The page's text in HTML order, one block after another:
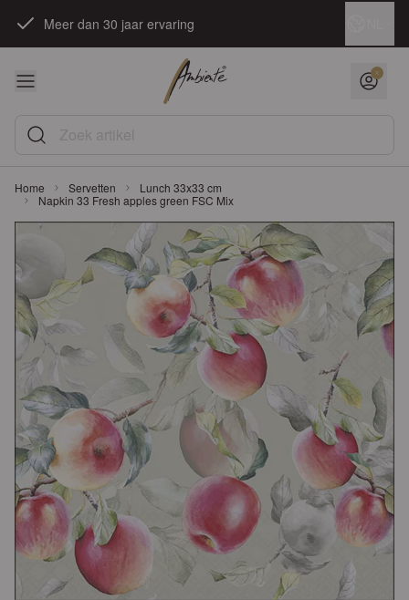
Meer dan 30 jaar ervaring
Zoek artikel
Home Servetten
Lunch 33x33 cm
Napkin 33 Fresh apples green FSC Mix